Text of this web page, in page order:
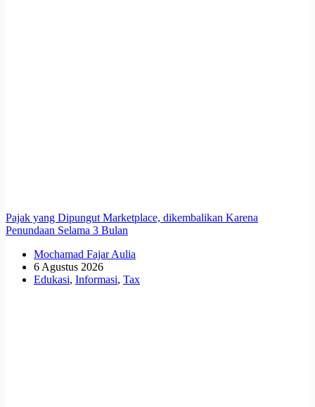
Pajak yang Dipungut Marketplace, dikembalikan Karena
Penundaan Selama 3 Bulan
Mochamad Fajar Aulia
6 Agustus 2026
Edukasi, Informasi, Tax